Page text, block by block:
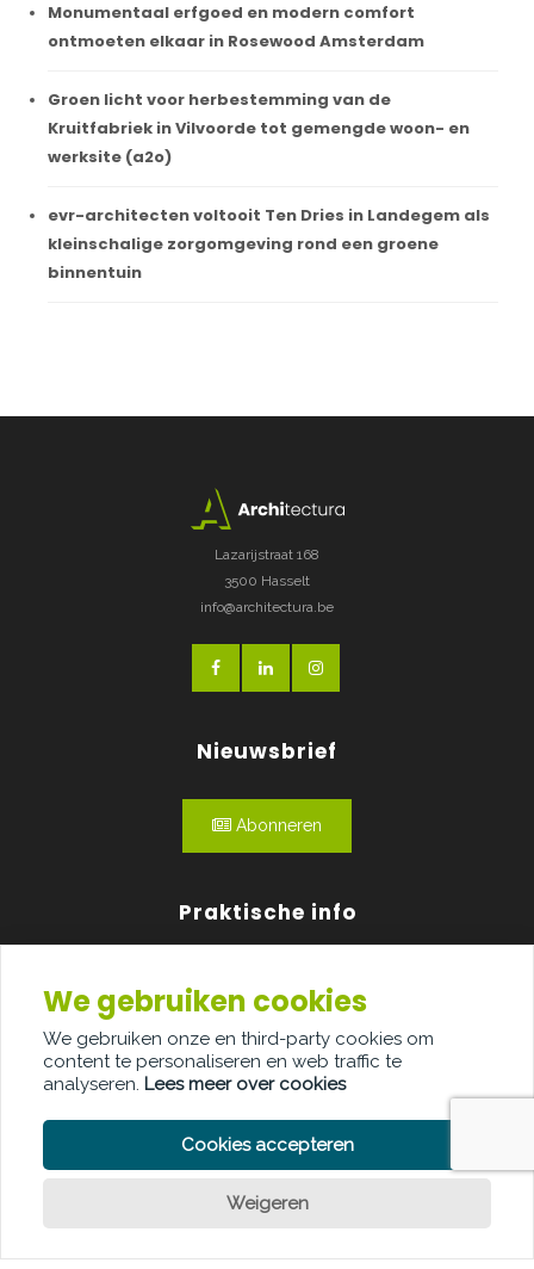
Monumentaal erfgoed en modern comfort
ontmoeten elkaar in Rosewood Amsterdam
Groen licht voor herbestemming van de
Kruitfabriek in Vilvoorde tot gemengde woon- en
werksite (a2o)
evr-architecten voltooit Ten Dries in Landegem als
kleinschalige zorgomgeving rond een groene
binnentuin
Lazarijstraat 168
3500 Hasselt
info@architectura.be
Nieuwsbrief
Abonneren
Praktische info
Over ons
Adverteren
Contact
We gebruiken cookies
We gebruiken onze en third-party cookies om
content te personaliseren en web traffic te
analyseren. Lees meer over cookies
Cookies accepteren
Weigeren